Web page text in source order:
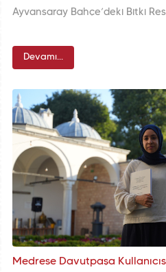
Devamı...